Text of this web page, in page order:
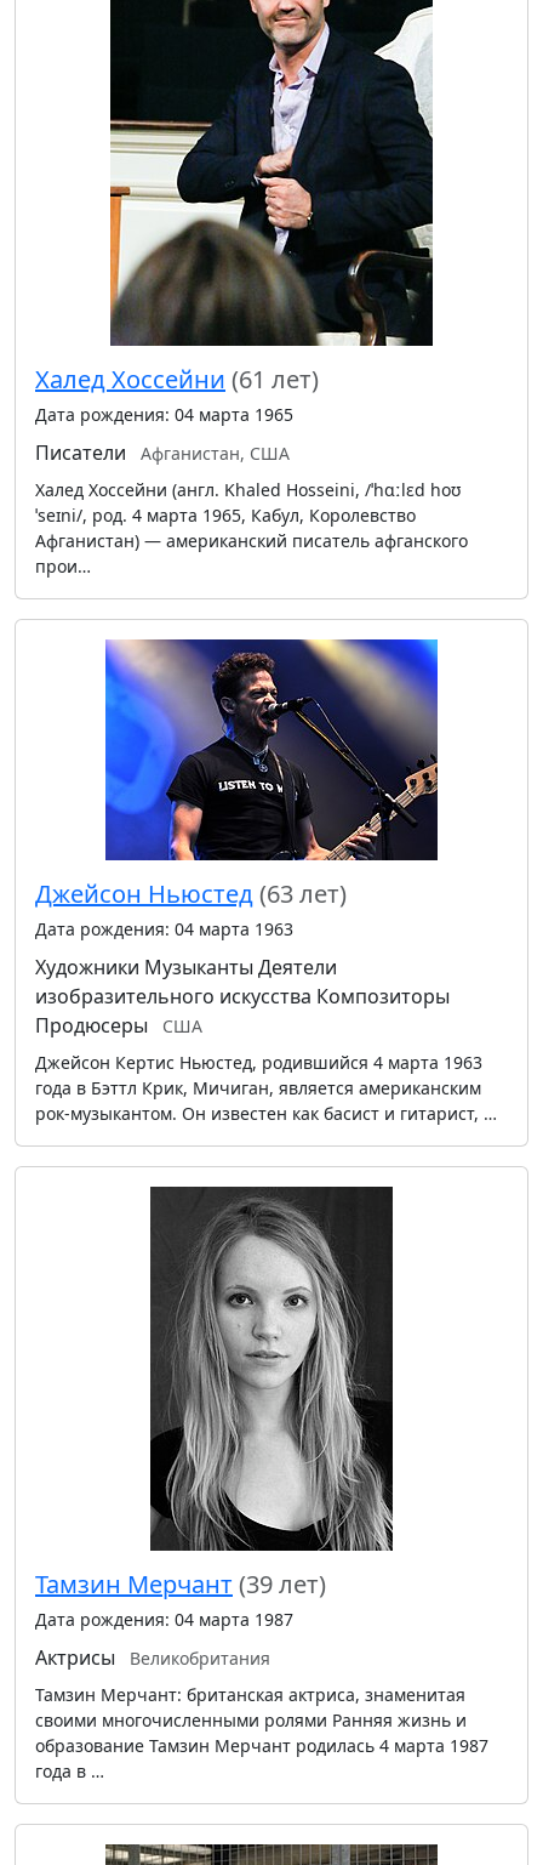
Халед Хоссейни (61 лет)
Дата рождения: 04 марта 1965
Писатели
Афганистан, США
Халед Хоссейни (англ. Khaled Hosseini, /ˈhɑːlɛd hoʊ
ˈseɪni/, род. 4 марта 1965, Кабул, Королевство
Афганистан) — американский писатель афганского
прои…
Джейсон Ньюстед(63 лет)
Дата рождения: 04 марта 1963
Художники Музыканты Деятели
изобразительного искусства Композиторы
Продюсеры
США
Джейсон Кертис Ньюстед, родившийся 4 марта 1963
года в Бэттл Крик, Мичиган, является американским
рок-музыкантом. Он известен как басист и гитарист, …
Тамзин Мерчант (39 лет)
Дата рождения: 04 марта 1987
Актрисы
Великобритания
Тамзин Мерчант: британская актриса, знаменитая
своими многочисленными ролями Ранняя жизнь и
образование Тамзин Мерчант родилась 4 марта 1987
года в …